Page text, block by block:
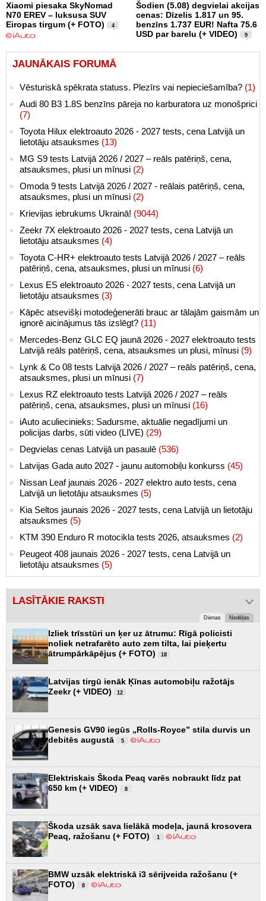
Xiaomi piesaka SkyNomad
N70 EREV – luksusa SUV
Eiropas tirgum (+ FOTO)
4
Šodien (5.08) degvielai akcijas
cenas: Dīzelis 1.817 un 95.
benzīns 1.737 EUR! Nafta 75.6
USD par barelu (+ VIDEO)
9
JAUNĀKAIS FORUMĀ
Vēsturiskā spēkrata statuss. Plezīrs vai nepieciešamība? (1)
Audi 80 B3 1.8S benzīns pāreja no karburatora uz monošprici
(7)
Toyota Hilux elektroauto 2026 - 2027 tests, cena Latvijā un
lietotāju atsauksmes (13)
MG S9 tests Latvijā 2026 / 2027 – reāls patēriņš, cena,
atsauksmes, plusi un mīnusi (2)
Omoda 9 tests Latvijā 2026 / 2027 - reālais patēriņš, cena,
atsauksmes, plusi un mīnusi (2)
Krievijas iebrukums Ukrainā! (9044)
Zeekr 7X elektroauto 2026 - 2027 tests, cena Latvijā un
lietotāju atsauksmes (4)
Toyota C-HR+ elektroauto tests Latvijā 2026 / 2027 – reāls
patēriņš, cena, atsauksmes, plusi un mīnusi (6)
Lexus ES elektroauto 2026 - 2027 tests, cena Latvijā un
lietotāju atsauksmes (3)
Kāpēc atsevišķi motodeģenerāti brauc ar tālajām gaismām un
ignorē aicinājumus tās izslēgt? (11)
Mercedes-Benz GLC EQ jaunā 2026 - 2027 elektroauto tests
Latvijā reāls patēriņš, cena, atsauksmes un plusi, mīnusi (9)
Lynk & Co 08 tests Latvijā 2026 / 2027 – reāls patēriņš, cena,
atsauksmes, plusi un mīnusi (7)
Lexus RZ elektroauto tests Latvijā 2026 / 2027 – reāls
patēriņš, cena, atsauksmes, plusi un mīnusi (16)
iAuto aculiecinieks: Sadursme, aktuālie negadījumi un
policijas darbs, sūti video (LIVE) (29)
Degvielas cenas Latvijā un pasaulē (536)
Latvijas Gada auto 2027 - jaunu automobiļu konkurss (45)
Nissan Leaf jaunais 2026 - 2027 elektro auto tests, cena
Latvijā un lietotāju atsauksmes (5)
Kia Seltos jaunais 2026 - 2027 tests, cena Latvijā un lietotāju
atsauksmes (5)
KTM 390 Enduro R motocikla tests 2026, atsauksmes (2)
Peugeot 408 jaunais 2026 - 2027 tests, cena Latvijā un
lietotāju atsauksmes (5)
LASĪTĀKIE RAKSTI
Dienas Nedēļas
Izliek trīsstūri un ķer uz ātrumu: Rīgā policisti
noliek netrafarēto auto zem tilta, lai pieķertu
ātrumpārkāpējus (+ FOTO)
18
Latvijas tirgū ienāk Ķīnas automobiļu ražotājs
Zeekr (+ VIDEO)
12
Genesis GV90 iegūs „Rolls-Royce” stila durvis un
debitēs augustā
5
Elektriskais Škoda Peaq varēs nobraukt līdz pat
650 km (+ VIDEO)
8
Škoda uzsāk sava lielākā modeļa, jaunā krosovera
Peaq, ražošanu (+ FOTO)
1
BMW uzsāk elektriskā i3 sērijveida ražošanu (+
FOTO)
8